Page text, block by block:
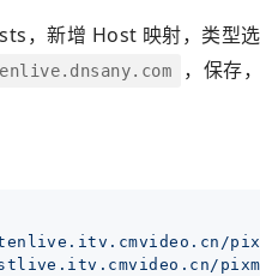
，新增 Host 映射，类型
，保存